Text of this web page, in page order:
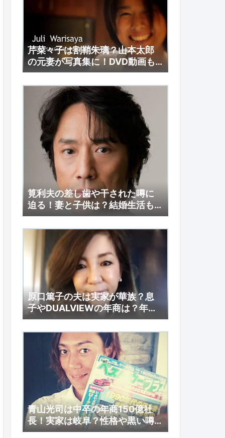
芹菜々子は割鞘朱璃？山本太郎
の元妻が写真集に！DVD動画も
調査！
筧利夫の差し歯や干された噂に
迫る！妻と子供は？結婚生活も
注目！
原口篤子の夫は実家が華族？息
子やDUALVIEWの年商は？年収
も調査！
青山光司は中卒の年商150億社
長！実家は岐阜？性格や黒い噂
とは？